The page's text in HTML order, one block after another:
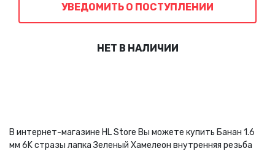
УВЕДОМИТЬ О ПОСТУПЛЕНИИ
НЕТ В НАЛИЧИИ
В интернет-магазине HL Store Вы можете купить Банан 1.6
мм 6K стразы лапка Зеленый Хамелеон внутренняя резьба